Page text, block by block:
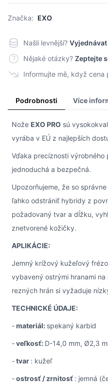
Značka: EXO
Našli levnější?
Nějaké otázky? Zeptejte
Informujte mě, když cena
Podrobnosti Více
Nože EXO PRO sú
vyrába v EÚ z najlepších
Vďaka precíznosti výrobného
jednoduchá a bezpečná.
Upozorňujeme, že so
ľahko odstrániť hybridy z
požadovaný tvar a dĺžku,
znetvorené kožičky.
APLIKÁCIE:
Jemný krížový kužeľový
vybavený ostrými hranami
rezných hrán si vyžaduje
TECHNICKÉ ÚDAJE:
-materiál: spekaný karbid
-veľkosť: D-14,0 mm, Ø2,3
-tvar : kužeľ
-ostrosť / zrnitosť : jemná